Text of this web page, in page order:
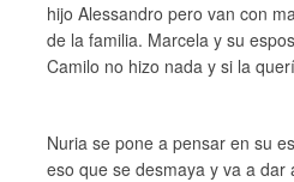
hijo Alessandro pero van con
de la familia. Marcela y su
Camilo no hizo nada y si la
Nuria se pone a pensar en su
eso que se desmaya y va a